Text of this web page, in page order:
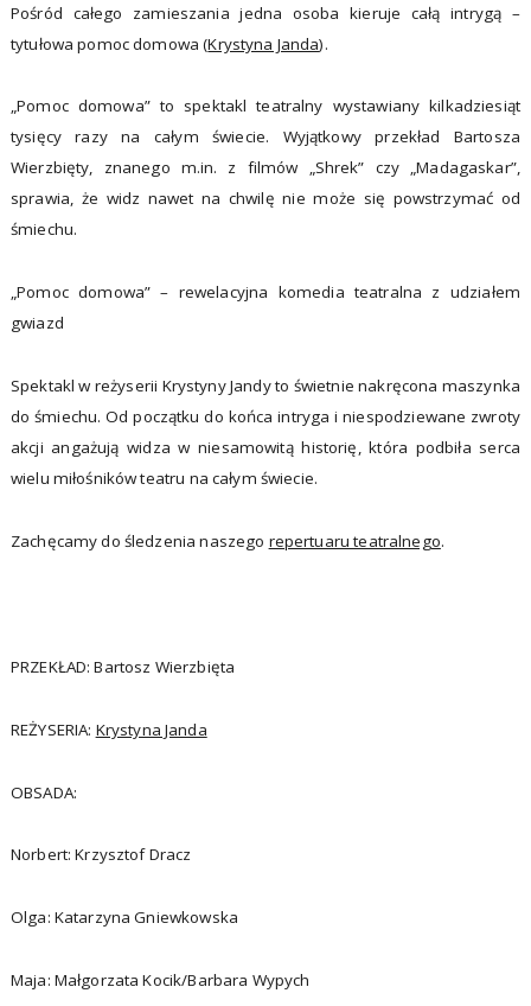
Pośród całego zamieszania jedna osoba kieruje całą intrygą –
tytułowa pomoc domowa (Krystyna Janda).
„Pomoc domowa” to spektakl teatralny wystawiany kilkadziesiąt
tysięcy razy na całym świecie. Wyjątkowy przekład Bartosza
Wierzbięty, znanego m.in. z filmów „Shrek” czy „Madagaskar”,
sprawia, że widz nawet na chwilę nie może się powstrzymać od
śmiechu.
„Pomoc domowa” – rewelacyjna komedia teatralna z udziałem
gwiazd
Spektakl w reżyserii Krystyny Jandy to świetnie nakręcona maszynka
do śmiechu. Od początku do końca intryga i niespodziewane zwroty
akcji angażują widza w niesamowitą historię, która podbiła serca
wielu miłośników teatru na całym świecie.
Zachęcamy do śledzenia naszego repertuaru teatralnego.
PRZEKŁAD: Bartosz Wierzbięta
REŻYSERIA: Krystyna Janda
OBSADA:
Norbert: Krzysztof Dracz
Olga: Katarzyna Gniewkowska
Maja: Małgorzata Kocik/Barbara Wypych